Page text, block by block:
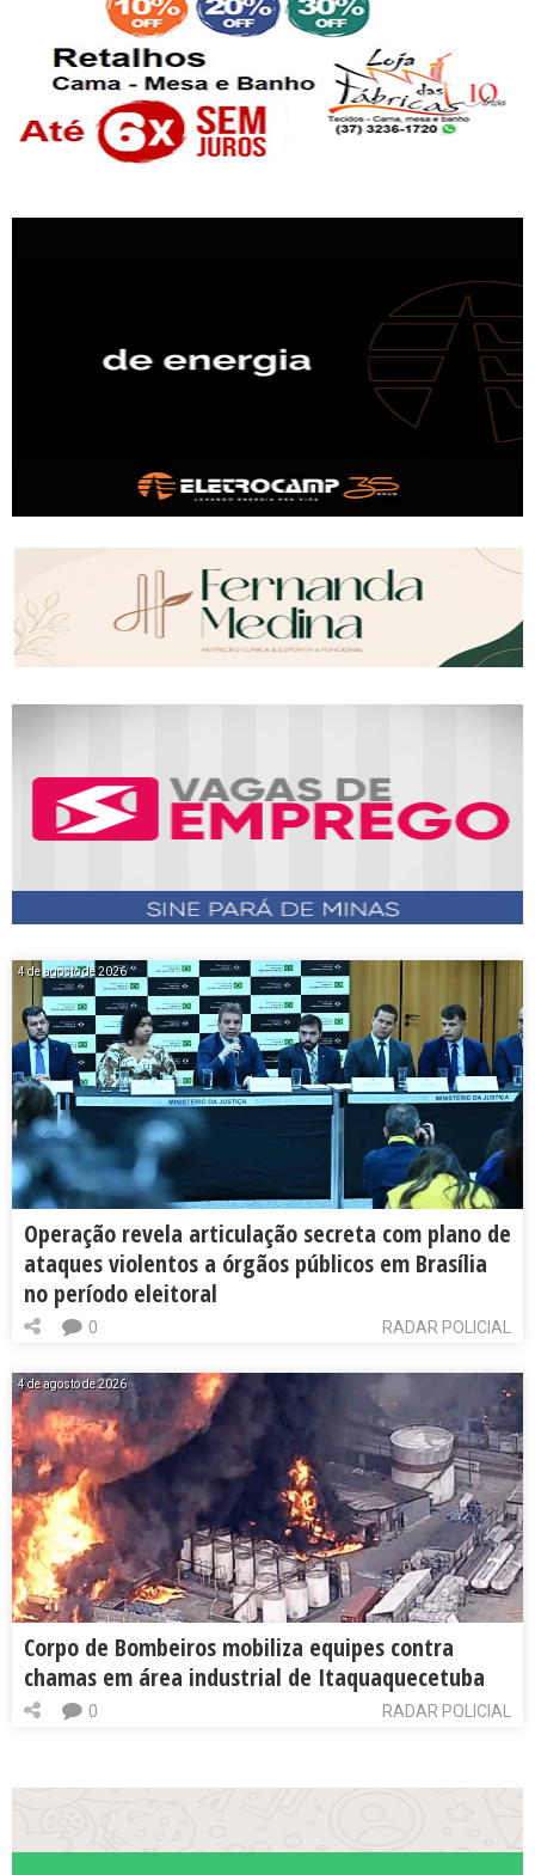
4 de agosto de 2026
Operação revela articulação secreta com plano de
ataques violentos a órgãos públicos em Brasília
no período eleitoral
RADAR POLICIAL
0
4 de agosto de 2026
Corpo de Bombeiros mobiliza equipes contra
chamas em área industrial de Itaquaquecetuba
RADAR POLICIAL
0